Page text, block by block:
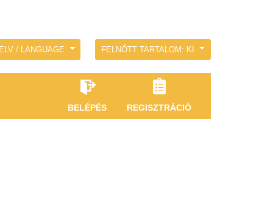
/ LANGUAGE FELNŐTT TARTALOM: KI
BELÉPÉS REGISZTRÁCIÓ